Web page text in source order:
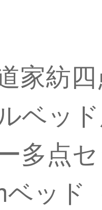
家紡
ベッ
多点
ベッド